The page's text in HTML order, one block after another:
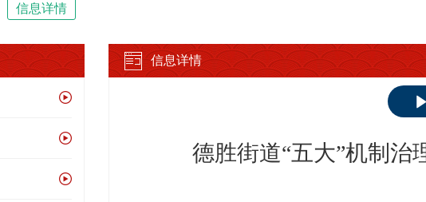
信息详情
信息详情
德胜街道“五大”机制治